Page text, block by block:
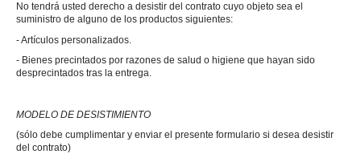
No tendrá usted derecho a desistir del contrato cuyo objeto sea el
suministro de alguno de los productos siguientes:
- Artículos personalizados.
- Bienes precintados por razones de salud o higiene que hayan sido
desprecintados tras la entrega.
MODELO DE DESISTIMIENTO
(sólo debe cumplimentar y enviar el presente formulario si desea desistir
del contrato)